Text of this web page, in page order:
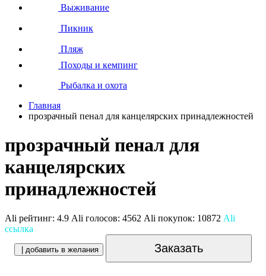
Выживание
Пикник
Пляж
Походы и кемпинг
Рыбалка и охота
Главная
прозрачный пенал для канцелярских принадлежностей
прозрачный пенал для
канцелярских
принадлежностей
Ali рейтинг: 4.9 Ali голосов: 4562 Ali покупок: 10872 Ali
ссылка
| добавить в желания Заказать